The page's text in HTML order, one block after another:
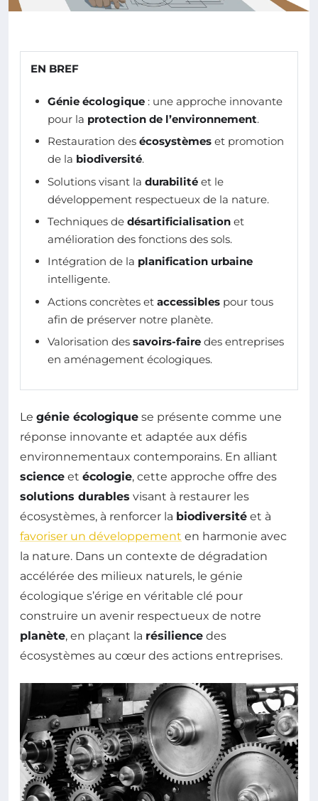
EN BREF
Génie écologique : une approche innovante
pour la protection de l’environnement.
Restauration des écosystèmes et promotion
de la biodiversité.
Solutions visant la durabilité et le
développement respectueux de la nature.
Techniques de désartificialisation et
amélioration des fonctions des sols.
Intégration de la planification urbaine
intelligente.
Actions concrètes et accessibles pour tous
afin de préserver notre planète.
Valorisation des savoirs-faire des entreprises
en aménagement écologiques.
Le génie écologique se présente comme une
réponse innovante et adaptée aux défis
environnementaux contemporains. En alliant
science et écologie, cette approche offre des
solutions durables visant à restaurer les
écosystèmes, à renforcer la biodiversité et à
favoriser un développement en harmonie avec
la nature. Dans un contexte de dégradation
accélérée des milieux naturels, le génie
écologique s’érige en véritable clé pour
construire un avenir respectueux de notre
planète, en plaçant la résilience des
écosystèmes au cœur des actions entreprises.